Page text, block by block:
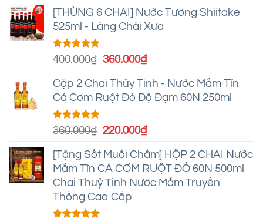
[THÙNG 6 CHAI] Nước Tương Shiitake
525ml - Làng Chài Xưa
Được xếp
5.00
400.000₫ Giá
là:
400.000₫.
360.000₫Giá
tại
là:
Cặp 2 Chai Thủy Tinh - Nước Mắm Tĩn
Cá Cơm Ruột Đỏ Độ Đạm 60N 250ml
Được xếp
4.95
360.000₫ Giá
là:
360.000₫.
220.000₫Giá
tại
là:
220.000₫.
[Tặng Sốt Muối Chấm] HỘP 2 CHAI Nước
Mắm Tĩn CÁ CƠM RUỘT ĐỎ 60N 500ml
Chai Thuỷ Tinh Nước Mắm Truyền
Thống Cao Cấp